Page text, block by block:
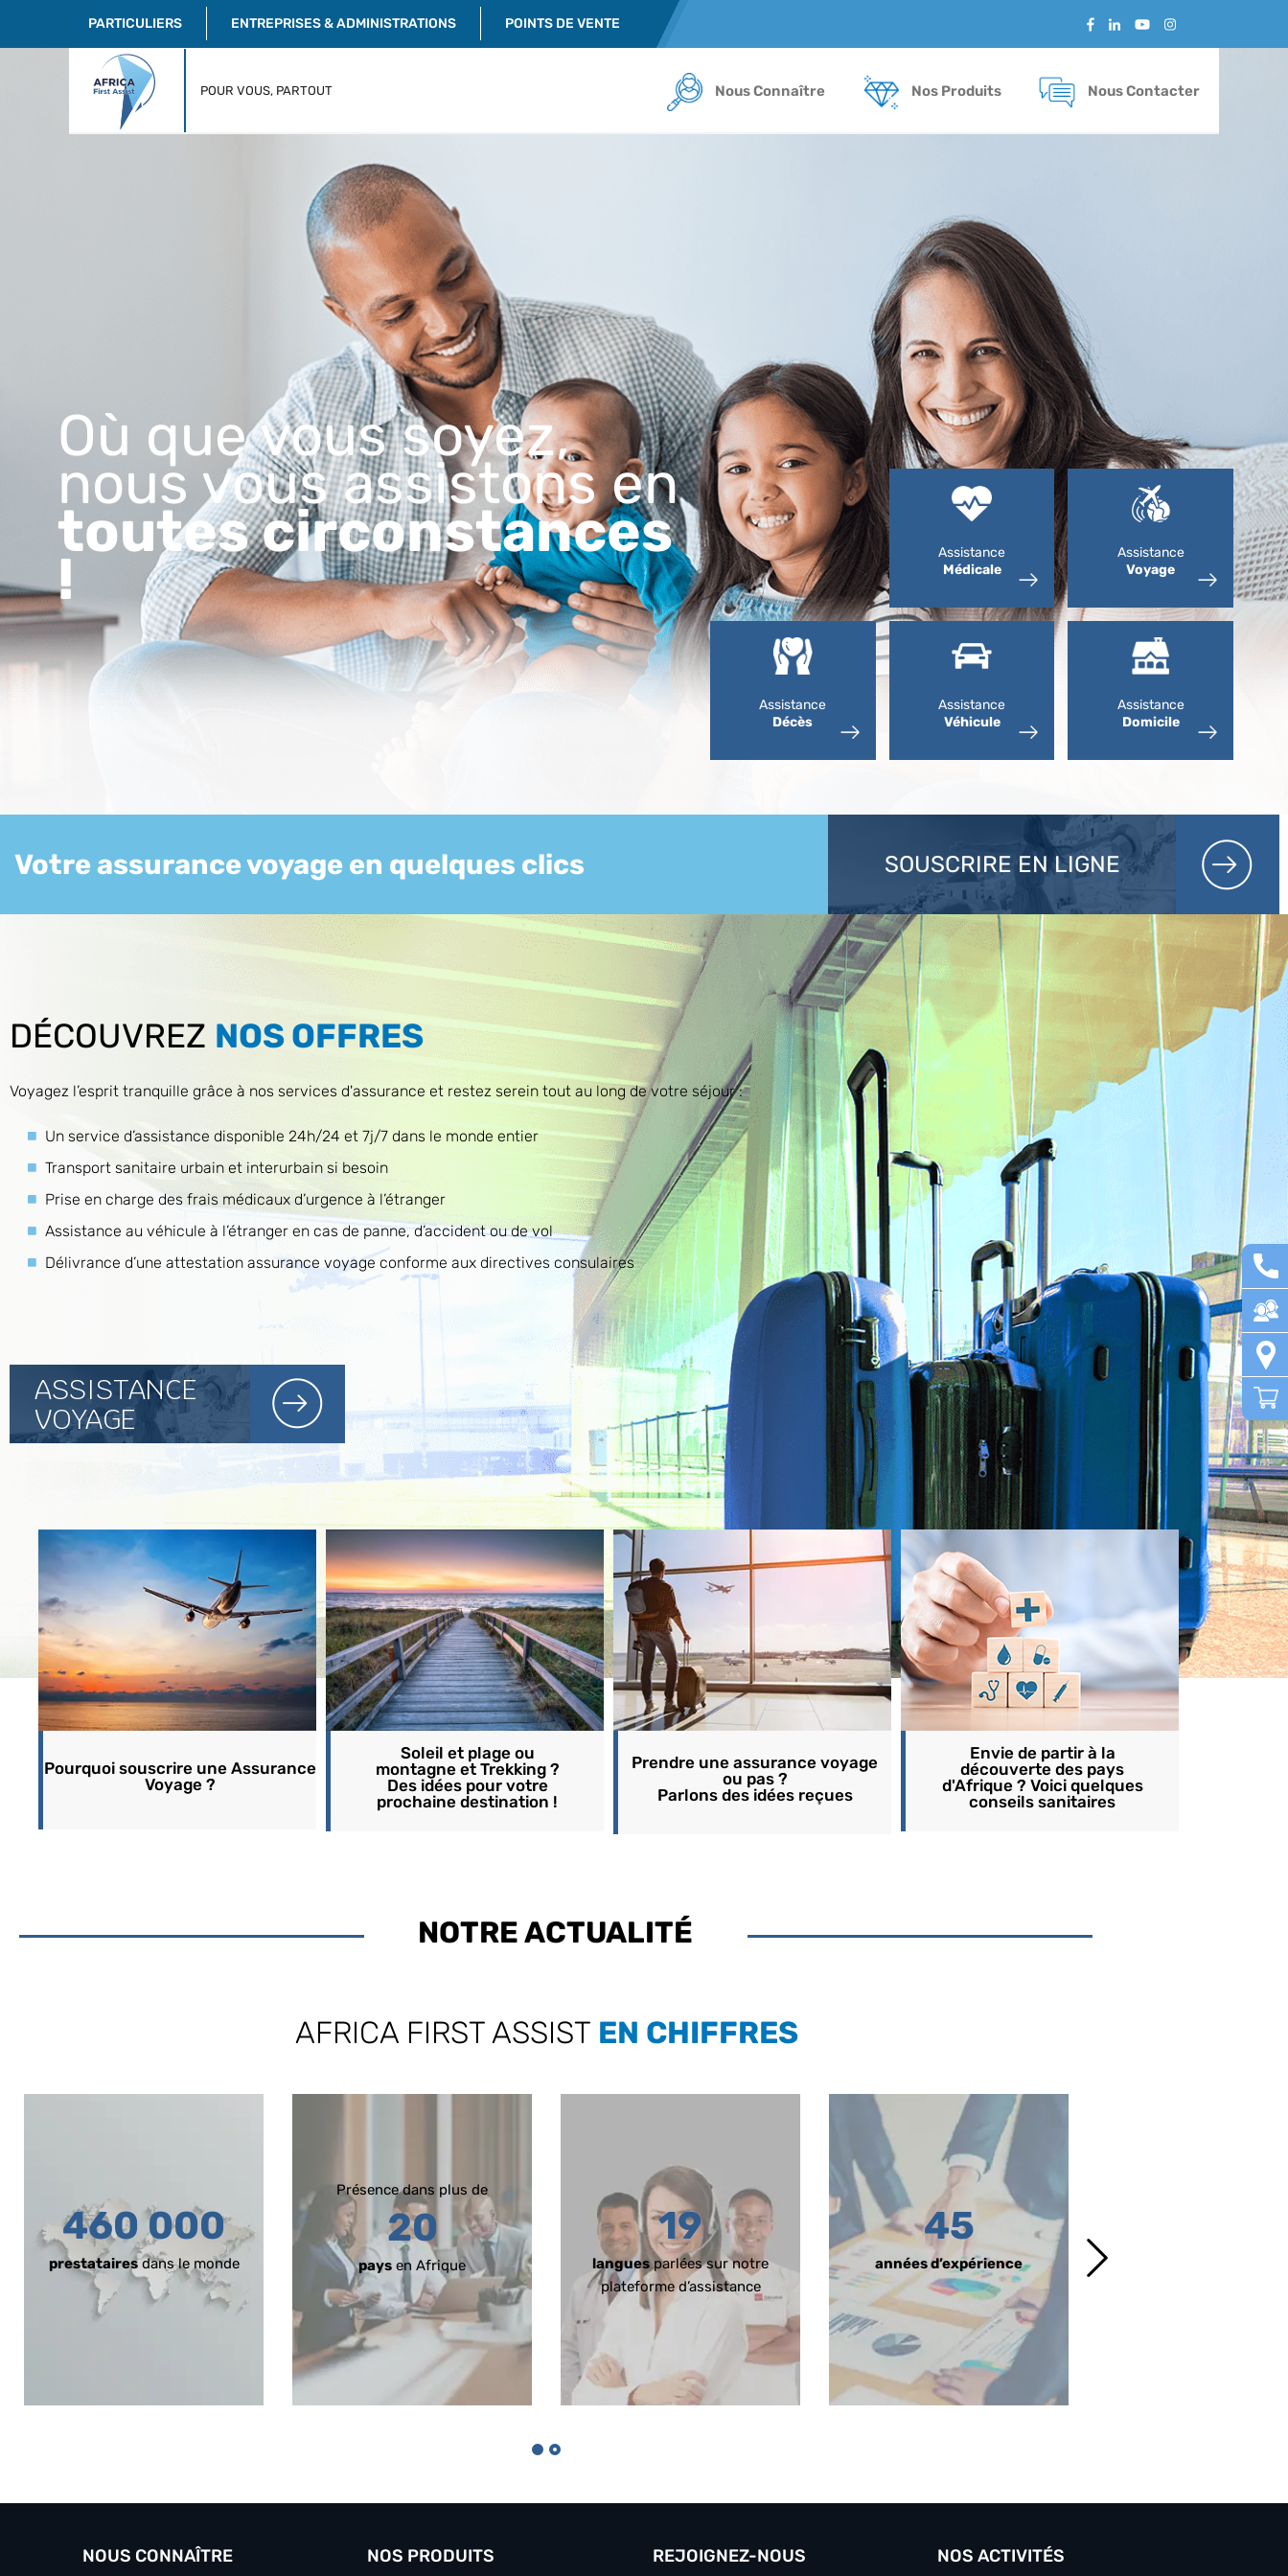
PARTICULIERS ENTREPRISES & ADMINISTRATIONS POINTS DE VENTE
POUR VOUS, PARTOUT Nous Connaître Nos Produits Nous Contacter
Où que vous soyez,
nous vous assistons en
toutes circonstances
!
Assistance
Médicale
Assistance
Voyage
Assistance
Décès
Assistance
Véhicule
Assistance
Domicile
Votre assurance voyage en quelques clics SOUSCRIRE EN LIGNE
DÉCOUVREZ NOS OFFRES
Voyagez l’esprit tranquille grâce à nos services d'assurance et restez serein tout au long de votre séjour :
Un service d’assistance disponible 24h/24 et 7j/7 dans le monde entier
Transport sanitaire urbain et interurbain si besoin
Prise en charge des frais médicaux d’urgence à l’étranger
Assistance au véhicule à l’étranger en cas de panne, d’accident ou de vol
Délivrance d’une attestation assurance voyage conforme aux directives consulaires
ASSISTANCE
VOYAGE
Pourquoi souscrire une Assurance
Voyage ?
Soleil et plage ou
montagne et Trekking ?
Des idées pour votre
prochaine destination !
Prendre une assurance voyage
ou pas ?
Parlons des idées reçues
Envie de partir à la
découverte des pays
d'Afrique ? Voici quelques
conseils sanitaires
NOTRE ACTUALITÉ
AFRICA FIRST ASSIST EN CHIFFRES
460 000
prestatairesdans le monde
Présence dans plus de
20
pays en Afrique
19
languesparlées sur notre
plateforme d’assistance
45
années d’expérience
NOUS CONNAÎTRE NOS PRODUITS REJOIGNEZ-NOUS NOS ACTIVITÉS